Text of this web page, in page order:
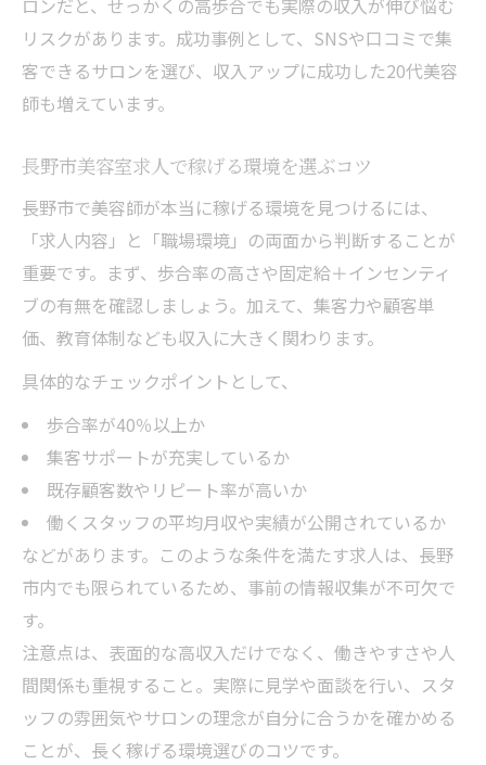
ロンだと、せっかくの高歩合でも実際の収入が伸び悩む
リスクがあります。成功事例として、SNSや口コミで集
客できるサロンを選び、収入アップに成功した20代美容
師も増えています。
長野市美容室求人で稼げる環境を選ぶコツ
長野市で美容師が本当に稼げる環境を見つけるには、
「求人内容」と「職場環境」の両面から判断することが
重要です。まず、歩合率の高さや固定給＋インセンティ
ブの有無を確認しましょう。加えて、集客力や顧客単
価、教育体制なども収入に大きく関わります。
具体的なチェックポイントとして、
歩合率が40％以上か
集客サポートが充実しているか
既存顧客数やリピート率が高いか
働くスタッフの平均月収や実績が公開されているか
などがあります。このような条件を満たす求人は、長野
市内でも限られているため、事前の情報収集が不可欠で
す。
注意点は、表面的な高収入だけでなく、働きやすさや人
間関係も重視すること。実際に見学や面談を行い、スタ
ッフの雰囲気やサロンの理念が自分に合うかを確かめる
ことが、長く稼げる環境選びのコツです。